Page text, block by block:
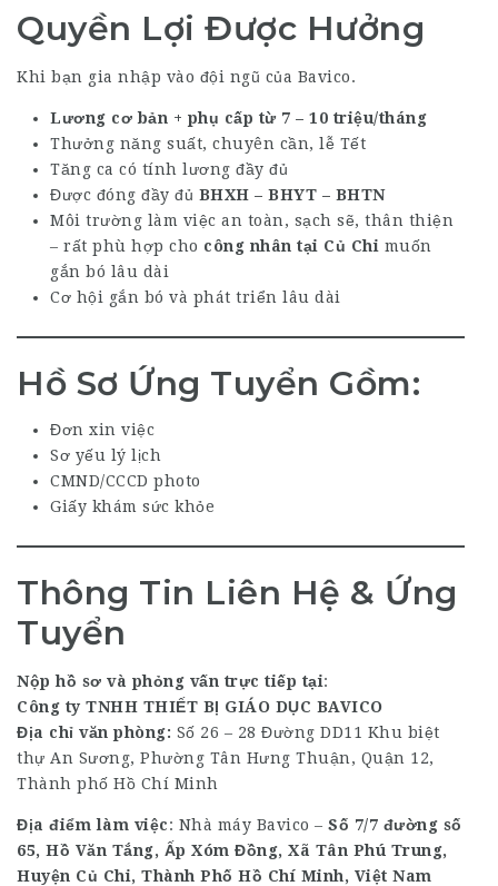
Quyền Lợi Được Hưởng
Khi bạn gia nhập vào đội ngũ của Bavico.
Lương cơ bản + phụ cấp từ 7 – 10 triệu/tháng
Thưởng năng suất, chuyên cần, lễ Tết
Tăng ca có tính lương đầy đủ
Được đóng đầy đủ BHXH – BHYT – BHTN
Môi trường làm việc an toàn, sạch sẽ, thân thiện
– rất phù hợp cho công nhân tại Củ Chi muốn
gắn bó lâu dài
Cơ hội gắn bó và phát triển lâu dài
Hồ Sơ Ứng Tuyển Gồm:
Đơn xin việc
Sơ yếu lý lịch
CMND/CCCD photo
Giấy khám sức khỏe
Thông Tin Liên Hệ & Ứng
Tuyển
Nộp hồ sơ và phỏng vấn trực tiếp tại:
Công ty TNHH THIẾT BỊ GIÁO DỤC BAVICO
Địa chỉ văn phòng: Số 26 – 28 Đường DD11 Khu biệt
thự An Sương, Phường Tân Hưng Thuận, Quận 12,
Thành phố Hồ Chí Minh
Địa điểm làm việc: Nhà máy Bavico – Số 7/7 đường số
65, Hồ Văn Tắng, Ấp Xóm Đồng, Xã Tân Phú Trung,
Huyện Củ Chi, Thành Phố Hồ Chí Minh, Việt Nam